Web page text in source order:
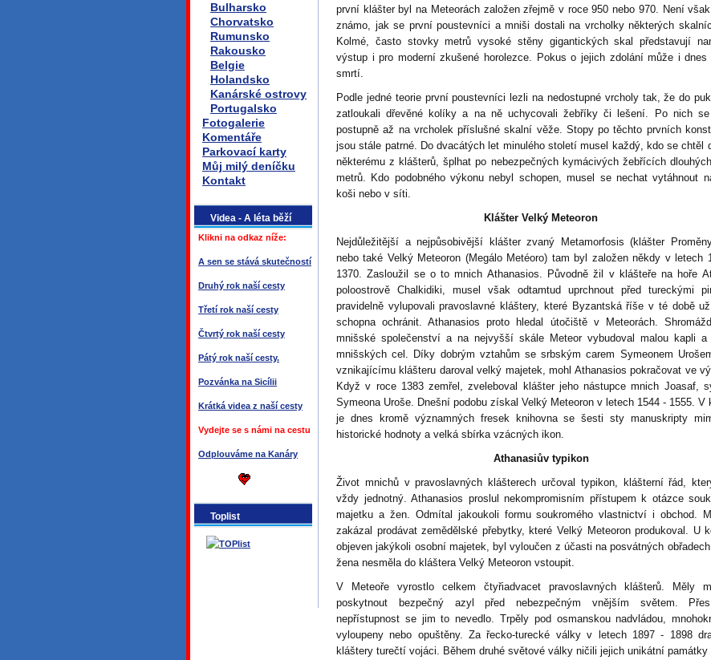
Bulharsko
Chorvatsko
Rumunsko
Rakousko
Belgie
Holandsko
Kanárské ostrovy
Portugalsko
Fotogalerie
Komentáře
Parkovací karty
Můj milý deníčku
Kontakt
Videa - A léta běží
Klikni na odkaz níže:
A sen se stává skutečností
Druhý rok naší cesty
Třetí rok naší cesty
Čtvrtý rok naší cesty
Pátý rok naší cesty.
Pozvánka na Sicílii
Krátká videa z naší cesty
Vydejte se s námi na cestu
Odplouváme na Kanáry
Toplist
první klášter byl na Meteorách založen zřejmě v roce 950 nebo 970. Není
známo, jak se první poustevníci a mniši dostali na vrcholky některých
Kolmé, často stovky metrů vysoké stěny gigantických skal představují
výstup i pro moderní zkušené horolezce. Pokus o jejich zdolání může i dnes
smrtí.
Podle jedné teorie první poustevníci lezli na nedostupné vrcholy tak, že do
zatloukali dřevěné kolíky a na ně uchycovali žebříky či lešení. Po nich se
postupně až na vrcholek příslušné skalní věže. Stopy po těchto prvních
jsou stále patrné. Do dvacátých let minulého století musel každý, kdo se chtěl
některému z klášterů, šplhat po nebezpečných kymácivých žebřících
metrů. Kdo podobného výkonu nebyl schopen, musel se nechat vytáhnout
koši nebo v síti.
Klášter Velký Meteoron
Nejdůležitější a nejpůsobivější klášter zvaný Metamorfosis (klášter
nebo také Velký Meteoron (Megálo Metéoro) tam byl založen někdy v letech
1370. Zasloužil se o to mnich Athanasios. Původně žil v klášteře na hoře
poloostrově Chalkidiki, musel však odtamtud uprchnout před tureckými
pravidelně vylupovali pravoslavné kláštery, které Byzantská říše v té době
schopna ochránit. Athanasios proto hledal útočiště v Meteorách.
mnišské společenství a na nejvyšší skále Meteor vybudoval malou kapli a
mnišských cel. Díky dobrým vztahům se srbským carem Symeonem
vznikajícímu klášteru daroval velký majetek, mohl Athanasios pokračovat ve
Když v roce 1383 zemřel, zveleboval klášter jeho nástupce mnich Joasaf,
Symeona Uroše. Dnešní podobu získal Velký Meteoron v letech 1544 - 1555. V
je dnes kromě významných fresek knihovna se šesti sty manuskripty
historické hodnoty a velká sbírka vzácných ikon.
Athanasiův typikon
Život mnichů v pravoslavných klášterech určoval typikon, klášterní řád,
vždy jednotný. Athanasios proslul nekompromisním přístupem k otázce
majetku a žen. Odmítal jakoukoli formu soukromého vlastnictví i obchod.
zakázal prodávat zemědělské přebytky, které Velký Meteoron produkoval. U
objeven jakýkoli osobní majetek, byl vyloučen z účasti na posvátných
žena nesměla do kláštera Velký Meteoron vstoupit.
V Meteoře vyrostlo celkem čtyřiadvacet pravoslavných klášterů. Měly
poskytnout bezpečný azyl před nebezpečným vnějším světem.
nepřístupnost se jim to nevedlo. Trpěly pod osmanskou nadvládou,
vyloupeny nebo opuštěny. Za řecko-turecké války v letech 1897 - 1898
kláštery turečtí vojáci. Během druhé světové války ničili jejich unikátní